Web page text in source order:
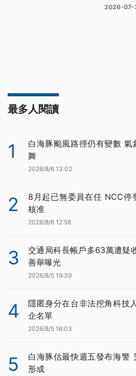
2026-07-
最多人閱讀
1
白海豚颱風路徑仍有變數
舞
2026/8/6 13:02
2
8月起已無委員在任 NCC停
核准
2026/8/6 12:58
3
交通局科長帳戶多63萬遭疑
善舉曝光
2026/8/5 19:39
4
隱匿身分在台非法挖角科技
企名單
2026/8/5 16:03
5
白海豚估最快週五發布海警
形成